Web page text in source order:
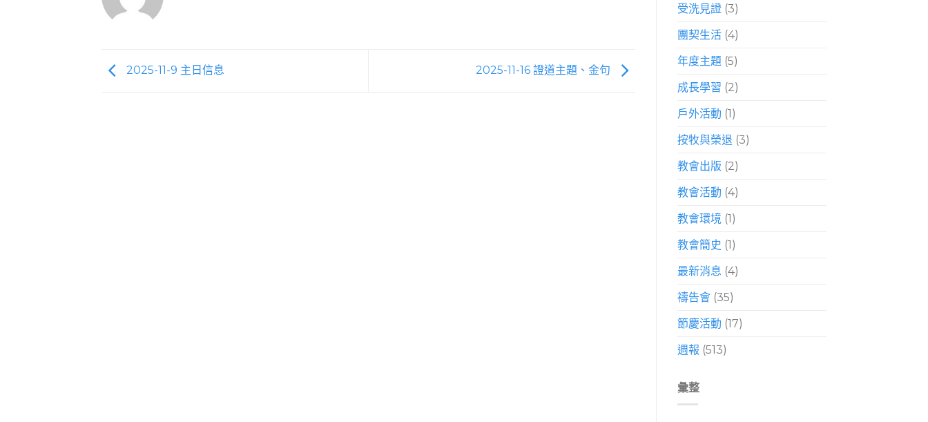
2025-11-9 主日信息 2025-11-16 證道主題、金句
受洗見證(3)
團契生活(4)
年度主題(5)
成長學習 (2)
戶外活動 (1)
按牧與榮退 (3)
教會出版 (2)
教會活動 (4)
教會環境 (1)
教會簡史 (1)
最新消息 (4)
禱告會(35)
節慶活動 (17)
週報 (513)
彙整